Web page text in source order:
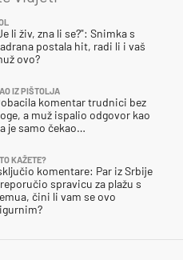
li živ, zna li se?": Snimka s
postala hit, radi li i vaš
ovo?
IZ PIŠTOLJA
komentar trudnici bez
a muž ispalio odgovor kao
je samo čekao…
KAŽETE?
komentare: Par iz Srbije
spravicu za plažu s
čini li vam se ovo